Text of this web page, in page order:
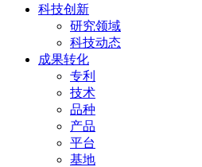
科技创新
研究领域
科技动态
成果转化
专利
技术
品种
产品
平台
基地